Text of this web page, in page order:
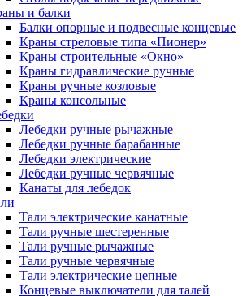
и балки
Балки опорные и подвесные концевые
Краны стреловые типа «Пионер»
Краны строительные «Окно»
Краны гидравлические ручные
Краны ручные козловые
Краны консольные
Лебедки ручные рычажные
Лебедки ручные барабанные
Лебедки электрические
Лебедки ручные червячные
Канаты для лебедок
Тали электрические канатные
Тали ручные шестеренные
Тали ручные рычажные
Тали ручные червячные
Тали электрические цепные
Концевые выключатели для талей